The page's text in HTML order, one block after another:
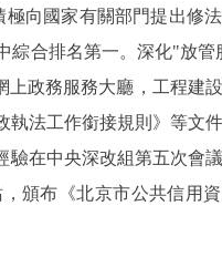
向國家有關部門提出修
綜合排名第一。深化"放管
政務服務大廳，工程建
法工作銜接規則》等文
驗在中央深改組第五次會
頒布《北京市公共信用